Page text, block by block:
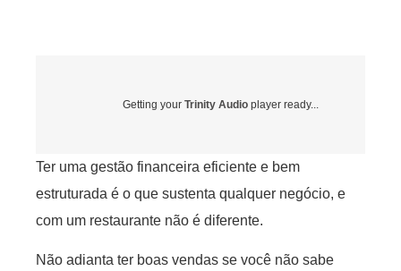
Getting your Trinity Audio player ready...
Ter uma gestão financeira eficiente e bem
estruturada é o que sustenta qualquer negócio, e
com um restaurante não é diferente.
Não adianta ter boas vendas se você não sabe